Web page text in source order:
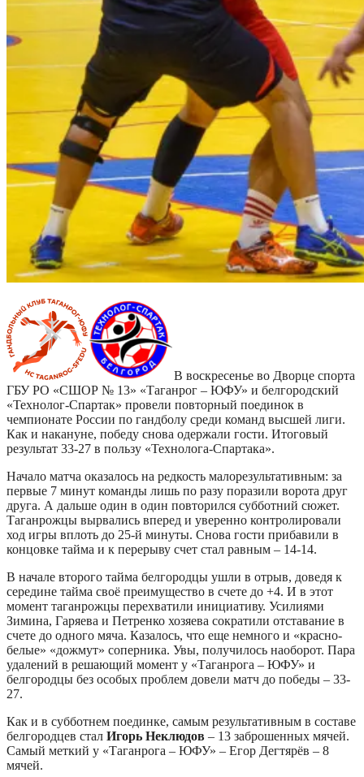
В воскресенье во Дворце спорта
ГБУ РО «СШОР № 13» «Таганрог – ЮФУ» и белгородский
«Технолог-Спартак» провели повторный поединок в
чемпионате России по гандболу среди команд высшей лиги.
Как и накануне, победу снова одержали гости. Итоговый
результат 33-27 в пользу «Технолога-Спартака».
Начало матча оказалось на редкость малорезультативным: за
первые 7 минут команды лишь по разу поразили ворота друг
друга. А дальше один в один повторился субботний сюжет.
Таганрожцы вырвались вперед и уверенно контролировали
ход игры вплоть до 25-й минуты. Снова гости прибавили в
концовке тайма и к перерыву счет стал равным – 14-14.
В начале второго тайма белгородцы ушли в отрыв, доведя к
середине тайма своё преимущество в счете до +4. И в этот
момент таганрожцы перехватили инициативу. Усилиями
Зимина, Гаряева и Петренко хозяева сократили отставание в
счете до одного мяча. Казалось, что еще немного и «красно-
белые» «дожмут» соперника. Увы, получилось наоборот. Пара
удалений в решающий момент у «Таганрога – ЮФУ» и
белгородцы без особых проблем довели матч до победы – 33-
27.
Как и в субботнем поединке, самым результативным в составе
белгородцев стал Игорь Неклюдов – 13 заброшенных мячей.
Самый меткий у «Таганрога – ЮФУ» – Егор Дегтярёв – 8
мячей.